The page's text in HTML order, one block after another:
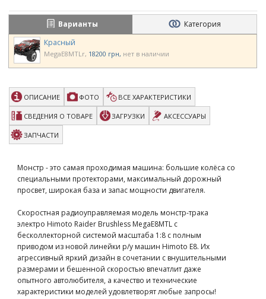
Варианты
Категория
Красный
MegaE8MTLr 18200 грн нет в наличии
ОПИСАНИЕ ФОТО ВСЕ ХАРАКТЕРИСТИКИ
СВЕДЕНИЯ О ТОВАРЕ ЗАГРУЗКИ АКСЕССУАРЫ
ЗАПЧАСТИ
Монстр - это самая проходимая машина: большие колёса со
специальными протекторами, максимальный дорожный
просвет, широкая база и запас мощности двигателя.
Скоростная радиоуправляемая модель монстр-трака
электро Himoto Raider Brushless MegaE8MTL с
бесколлекторной системой масштаба 1:8 с полным
приводом из новой линейки р/у машин Himoto E8. Их
агрессивный яркий дизайн в сочетании с внушительными
размерами и бешенной скоростью впечатлит даже
опытного автолюбителя, а качество и технические
характеристики моделей удовлетворят любые запросы!